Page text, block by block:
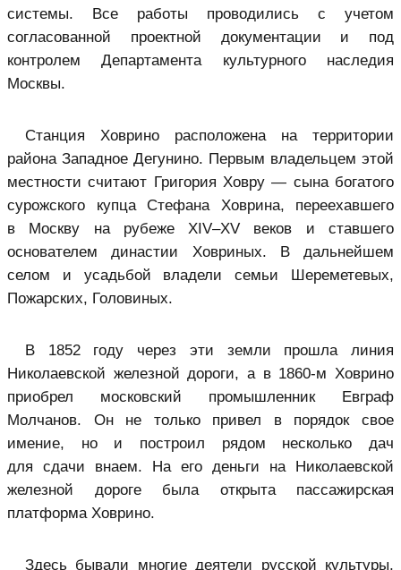
системы. Все работы проводились с учетом
согласованной проектной документации и под
контролем Департамента культурного наследия
Москвы.
Станция Ховрино расположена на территории
района Западное Дегунино. Первым владельцем этой
местности считают Григория Ховру — сына богатого
сурожского купца Стефана Ховрина, переехавшего
в Москву на рубеже XIV–XV веков и ставшего
основателем династии Ховриных. В дальнейшем
селом и усадьбой владели семьи Шереметевых,
Пожарских, Головиных.
В 1852 году через эти земли прошла линия
Николаевской железной дороги, а в 1860-м Ховрино
приобрел московский промышленник Евграф
Молчанов. Он не только привел в порядок свое
имение, но и построил рядом несколько дач
для сдачи внаем. На его деньги на Николаевской
железной дороге была открыта пассажирская
платформа Ховрино.
Здесь бывали многие деятели русской культуры,